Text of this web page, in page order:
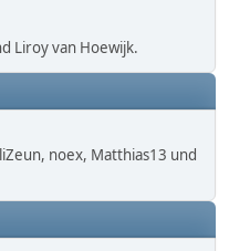
Liroy van Hoewijk.
noex, Matthias13 und